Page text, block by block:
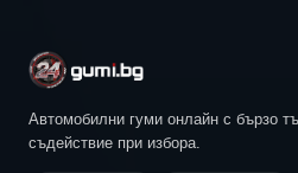
Автомобилни гуми онлайн с бързо
съдействие при избора.